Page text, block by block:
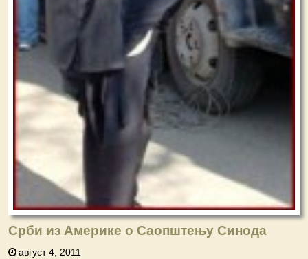
Срби из Америке о Саопштењу Синода
август 4, 2011